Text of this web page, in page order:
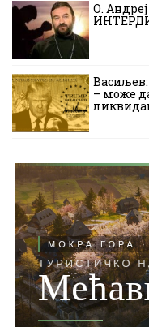
О.
Васиљев:
– може